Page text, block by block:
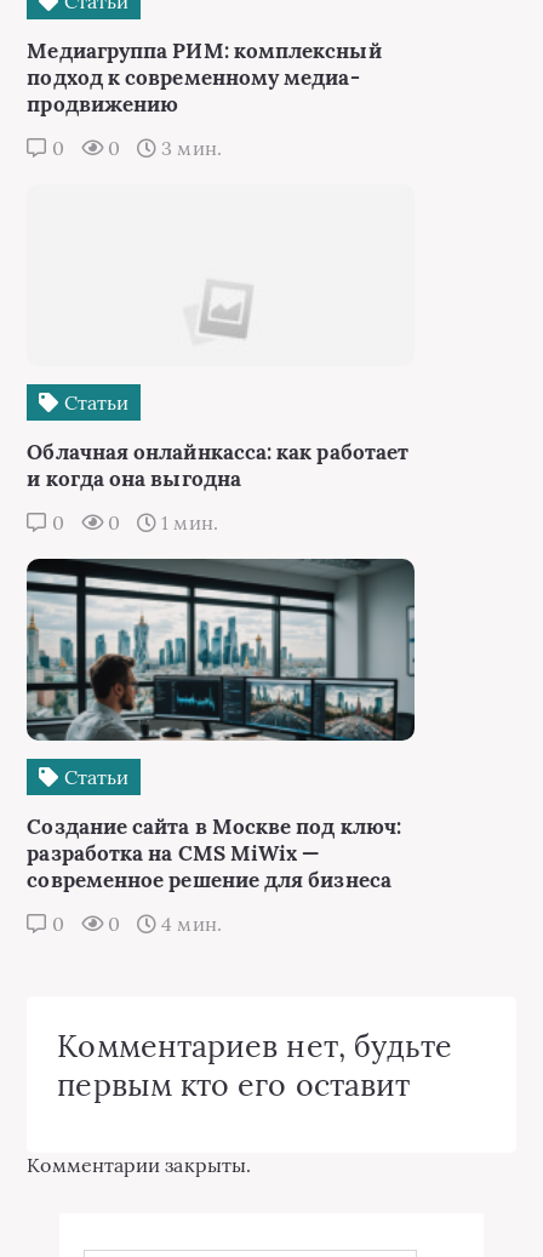
Медиагруппа РИМ: комплексный
подход к современному медиа-
продвижению
0 0 3 мин.
Статьи
Облачная онлайнкасса: как работает
и когда она выгодна
0 0 1 мин.
Статьи
Создание сайта в Москве под ключ:
разработка на CMS MiWix —
современное решение для бизнеса
0 0 4 мин.
Комментариев нет, будьте
первым кто его оставит
Комментарии закрыты.